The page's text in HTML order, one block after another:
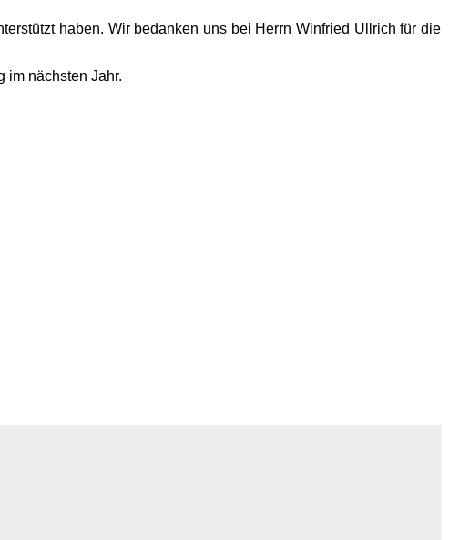
haben. Wir bedanken uns bei Herrn Winfried Ullrich für die
im nächsten Jahr.